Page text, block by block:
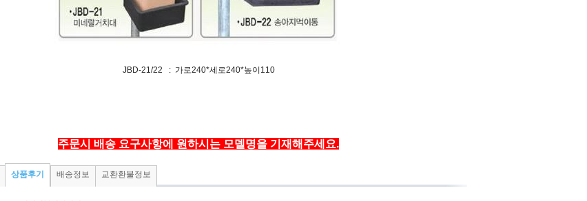
JBD-21/22 : 가로240*세로240*높이110
주문시 배송 요구사항에 원하시는 모델명을 기재해주세요.
상품후기 배송정보 교환환불정보